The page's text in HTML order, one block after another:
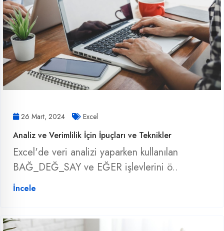
26 Mart, 2024 Excel
Analiz ve Verimlilik İçin İpuçları ve Teknikler
Excel'de veri analizi yaparken kullanılan
BAĞ_DEĞ_SAY ve EĞER işlevlerini ö..
İncele